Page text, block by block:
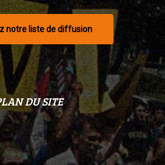
notre liste de diffusion
DU SITE